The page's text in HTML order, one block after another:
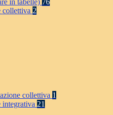
in tabelle) 76
collettiva 2
collettiva 1
integrativa 21